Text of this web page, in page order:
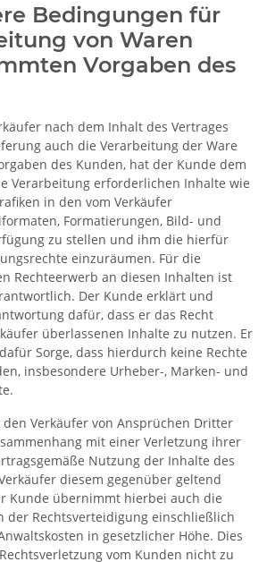
Bedingungen für
von Waren
Vorgaben des
nach dem Inhalt des Vertrages
auch die Verarbeitung der Ware
des Kunden, hat der Kunde dem
Verarbeitung erforderlichen Inhalte wie
in den vom Verkäufer
Formatierungen, Bild- und
zu stellen und ihm die hierfür
einzuräumen. Für die
Rechteerwerb an diesen Inhalten ist
Der Kunde erklärt und
dafür, dass er das Recht
überlassenen Inhalte zu nutzen. Er
Sorge, dass hierdurch keine Rechte
insbesondere Urheber-, Marken- und
Verkäufer von Ansprüchen Dritter
mit einer Verletzung ihrer
Nutzung der Inhalte des
diesem gegenüber geltend
Kunde übernimmt hierbei auch die
der Rechtsverteidigung einschließlich
in gesetzlicher Höhe. Dies
vom Kunden nicht zu